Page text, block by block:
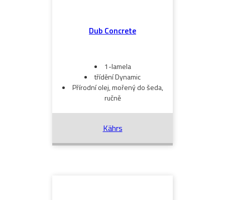
Dub Concrete
1-lamela
třídění Dynamic
Přírodní olej, mořený do šeda,
ručně
Kährs